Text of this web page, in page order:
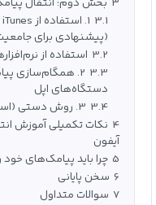
3.1
(پیشنهادی برای
3.2 استفاده از
3.3
دستگاه‌های اپل
3.4 3. روش دستی (اسکرین‌شات و ارسال ایمیل)
4 نکات تکمیلی آموزش
آیفون
5 چرا باید پیامک‌های
6 سخن پایانی
7 سوالات متداول